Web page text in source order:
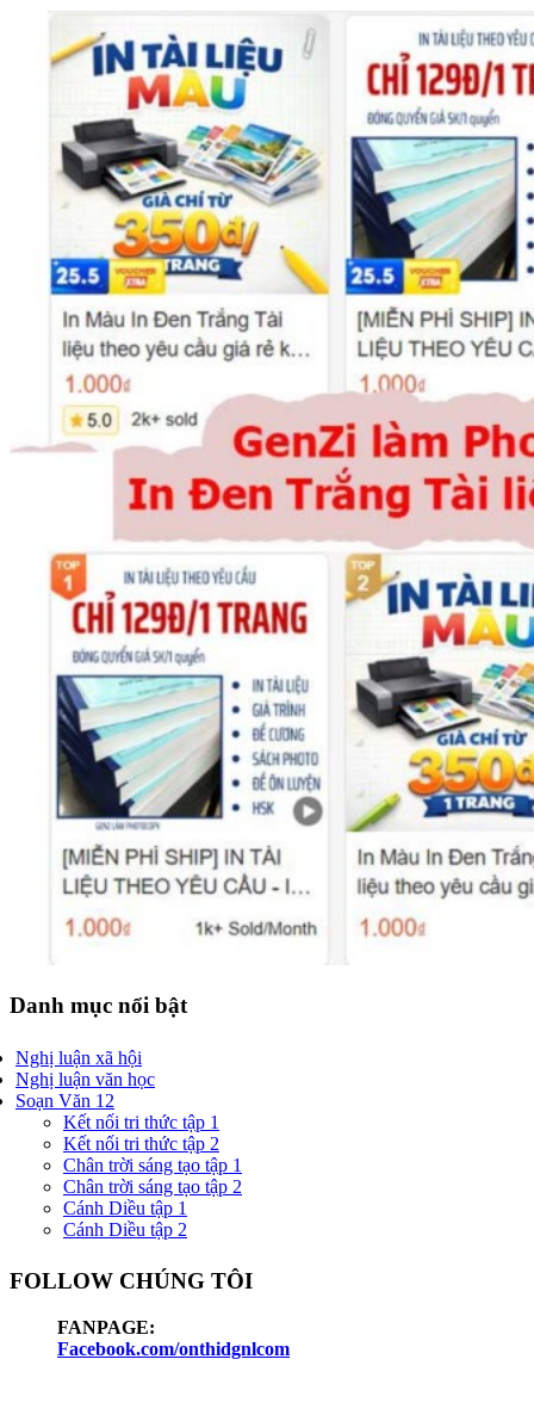
Danh mục nổi bật
Nghị luận xã hội
Nghị luận văn học
Soạn Văn 12
Kết nối tri thức tập 1
Kết nối tri thức tập 2
Chân trời sáng tạo tập 1
Chân trời sáng tạo tập 2
Cánh Diều tập 1
Cánh Diều tập 2
FOLLOW CHÚNG TÔI
FANPAGE:
Facebook.com/onthidgnlcom